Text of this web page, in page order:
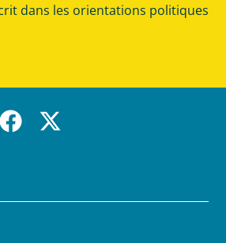
dans les orientations politiques